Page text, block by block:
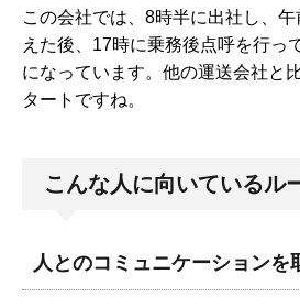
この会社では、8時半に出社し、
えた後、17時に乗務後点呼を行っ
になっています。他の運送会社と
タートですね。
こんな人に向いているル
人とのコミュニケーションを